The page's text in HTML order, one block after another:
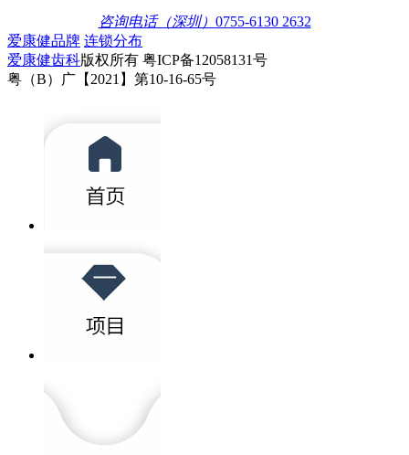
咨询电话（深圳） 0755-6130 2632
爱康健品牌 连锁分布
爱康健齿科版权所有 粤ICP备12058131号
粤（B）广【2021】第10-16-65号